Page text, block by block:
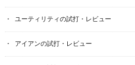
ユーティリティの試打・レビュー
アイアンの試打・レビュー